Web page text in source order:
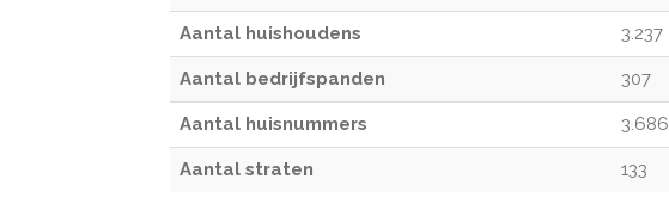
Aantal huishoudens 3.237
Aantal bedrijfspanden 307
Aantal huisnummers 3.686
Aantal straten 133